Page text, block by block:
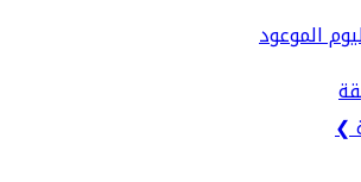
الموعود
❯